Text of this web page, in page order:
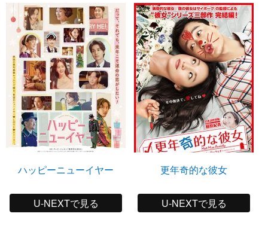
ハッピーニューイヤー
U-NEXTで見る
更年奇的な彼女
U-NEXTで見る